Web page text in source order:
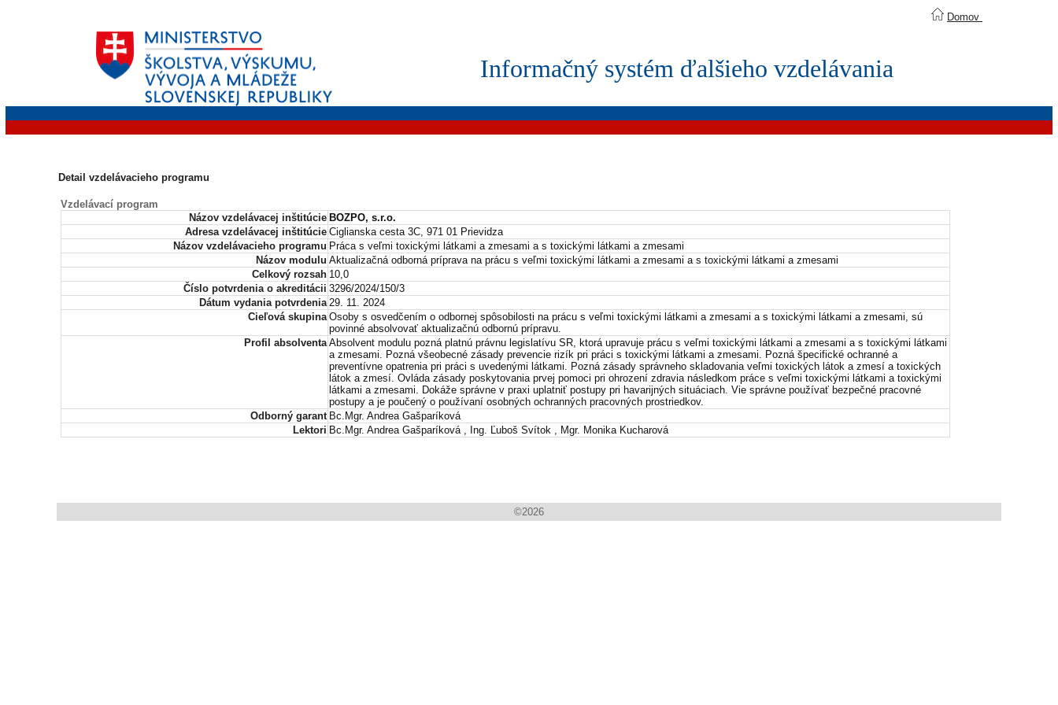
Domov
Informačný systém ďalšieho vzdelávania
Detail vzdelávacieho programu
Vzdelávací program
Názov vzdelávacej inštitúcie BOZPO, s.r.o.
Adresa vzdelávacej inštitúcie Ciglianska cesta 3C, 971 01 Prievidza
Názov vzdelávacieho programu Práca s veľmi toxickými látkami a zmesami a s toxickými látkami a zmesami
Názov modulu Aktualizačná odborná príprava na prácu s veľmi toxickými látkami a zmesami a s toxickými látkami a zmesami
Celkový rozsah 10,0
Číslo potvrdenia o akreditácii 3296/2024/150/3
Dátum vydania potvrdenia 29. 11. 2024
Cieľová skupina Osoby s osvedčením o odbornej spôsobilosti na prácu s veľmi toxickými látkami a zmesami a s toxickými látkami a zmesami, sú
povinné absolvovať aktualizačnú odbornú prípravu.
Profil absolventa Absolvent modulu pozná platnú právnu legislatívu SR, ktorá upravuje prácu s veľmi toxickými látkami a zmesami a s toxickými látkami
a zmesami. Pozná všeobecné zásady prevencie rizík pri práci s toxickými látkami a zmesami. Pozná špecifické ochranné a
preventívne opatrenia pri práci s uvedenými látkami. Pozná zásady správneho skladovania veľmi toxických látok a zmesí a toxických
látok a zmesí. Ovláda zásady poskytovania prvej pomoci pri ohrození zdravia následkom práce s veľmi toxickými látkami a toxickými
látkami a zmesami. Dokáže správne v praxi uplatniť postupy pri havarijných situáciach. Vie správne používať bezpečné pracovné
postupy a je poučený o používaní osobných ochranných pracovných prostriedkov.
Odborný garant Bc.Mgr. Andrea Gašparíková
Lektori Bc.Mgr. Andrea Gašparíková , Ing. Ľuboš Svítok , Mgr. Monika Kucharová
©2026